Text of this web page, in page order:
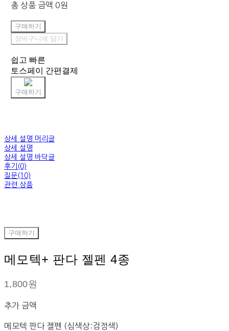
총 상품 금액 0원
구매하기
장바구니에 담기
쉽고 빠른
토스페이 간편결제
구매하기
상세 설명 머리글
상세 설명
상세 설명 바닥글
후기(0)
질문(10)
관련 상품
구매하기
메모텍+ 판다 젤펜 4종
1,800원
추가 금액
메모텍 판다 젤펜 (심색상:검정색)